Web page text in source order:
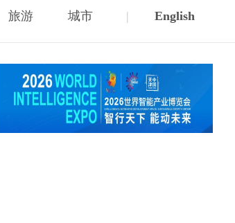
旅游 城市 | English